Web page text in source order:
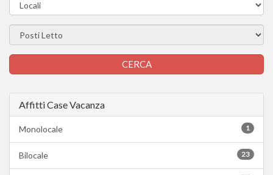
Affitti Case Vacanza
1
Monolocale
23
Bilocale